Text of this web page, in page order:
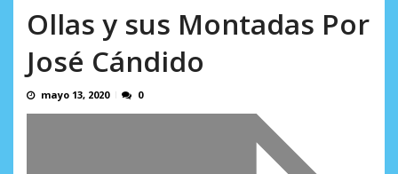
AGOSTO 6, 2026
Ollas y sus Montadas Por
José Cándido
mayo 13, 2020 0